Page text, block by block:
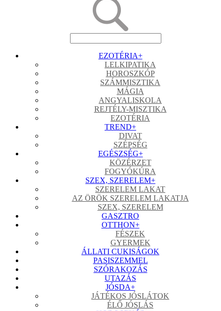
EZOTÉRIA+
LELKIPATIKA
HOROSZKÓP
SZÁMMISZTIKA
MÁGIA
ANGYALISKOLA
REJTÉLY-MISZTIKA
EZOTÉRIA
TREND+
DIVAT
SZÉPSÉG
EGÉSZSÉG+
KÖZÉRZET
FOGYÓKÚRA
SZEX, SZERELEM+
SZERELEM LAKAT
AZ ÖRÖK SZERELEM LAKATJA
SZEX, SZERELEM
GASZTRO
OTTHON+
FÉSZEK
GYERMEK
ÁLLATI CUKISÁGOK
PASISZEMMEL
SZÓRAKOZÁS
UTAZÁS
JÓSDA+
JÁTÉKOS JÓSLÁTOK
ÉLŐ JÓSLÁS